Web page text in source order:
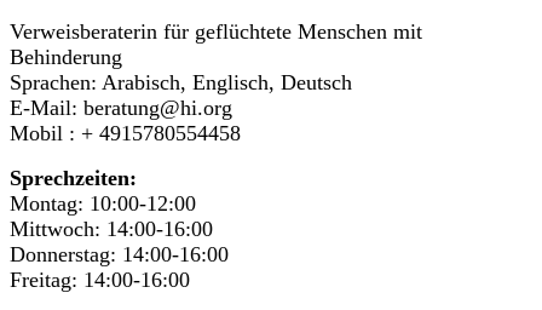
Verweisberaterin für geflüchtete Menschen mit
Behinderung
Sprachen: Arabisch, Englisch, Deutsch
E-Mail: beratung@hi.org
Mobil : + 4915780554458
Sprechzeiten:
Montag: 10:00-12:00
Mittwoch: 14:00-16:00
Donnerstag: 14:00-16:00
Freitag: 14:00-16:00